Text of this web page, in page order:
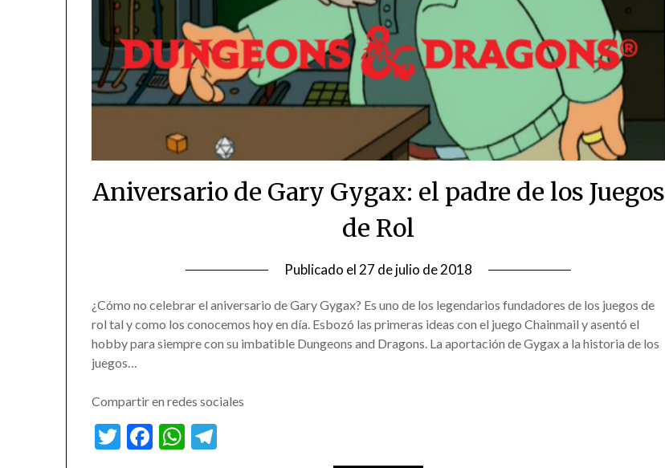
Aniversario de Gary Gygax: el padre de los Juegos
de Rol
Publicado el 27 de julio de 2018
¿Cómo no celebrar el aniversario de Gary Gygax? Es uno de los legendarios fundadores de los juegos de
rol tal y como los conocemos hoy en día. Esbozó las primeras ideas con el juego Chainmail y asentó el
hobby para siempre con su imbatible Dungeons and Dragons. La aportación de Gygax a la historia de los
juegos…
Compartir en redes sociales
Twitter
Facebook
WhatsApp